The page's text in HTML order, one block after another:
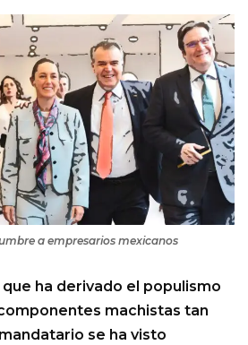
a empresarios mexicanos
que ha derivado el populismo
machistas tan
se ha visto